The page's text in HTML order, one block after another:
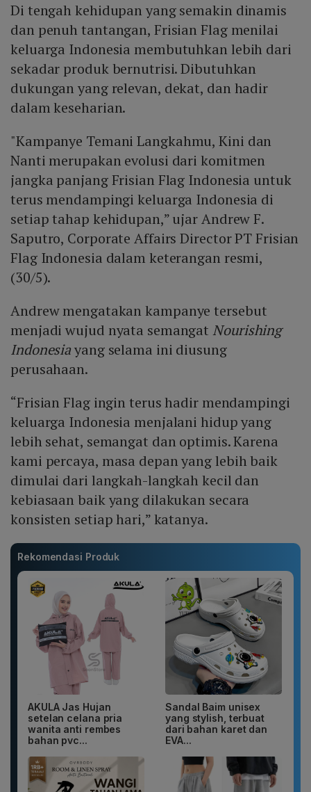
semangat keluarga.
Kebiasaan kecil ini, bila dilakukan konsisten setiap hari,
menjadi fondasi bagi gaya hidup seimbang, semangat
aktif, dan optimisme yang pada akhirnya menghasilkan
kualitas hidup yang lebih baik sepanjang siklus
kehidupan.
Di tengah kehidupan yang semakin dinamis
dan penuh tantangan, Frisian Flag menilai
keluarga Indonesia membutuhkan lebih dari
sekadar produk bernutrisi. Dibutuhkan
dukungan yang relevan, dekat, dan hadir
dalam keseharian.
"Kampanye Temani Langkahmu, Kini dan
Nanti merupakan evolusi dari komitmen
jangka panjang Frisian Flag Indonesia untuk
terus mendampingi keluarga Indonesia di
setiap tahap kehidupan,” ujar Andrew F.
Saputro, Corporate Affairs Director PT Frisian
Flag Indonesia dalam keterangan resmi,
(30/5).
Andrew mengatakan kampanye tersebut
menjadi wujud nyata semangat Nourishing
Indonesiayang selama ini diusung
perusahaan.
“Frisian Flag ingin terus hadir mendampingi
keluarga Indonesia menjalani hidup yang
lebih sehat, semangat dan optimis. Karena
kami percaya, masa depan yang lebih baik
dimulai dari langkah-langkah kecil dan
kebiasaan baik yang dilakukan secara
konsisten setiap hari,” katanya.
Rekomendasi Produk
AKULA Jas Hujan
setelan celana pria
wanita anti rembes
bahan pvc...
Sandal Baim unisex
yang stylish, terbuat
dari bahan karet dan
EVA...